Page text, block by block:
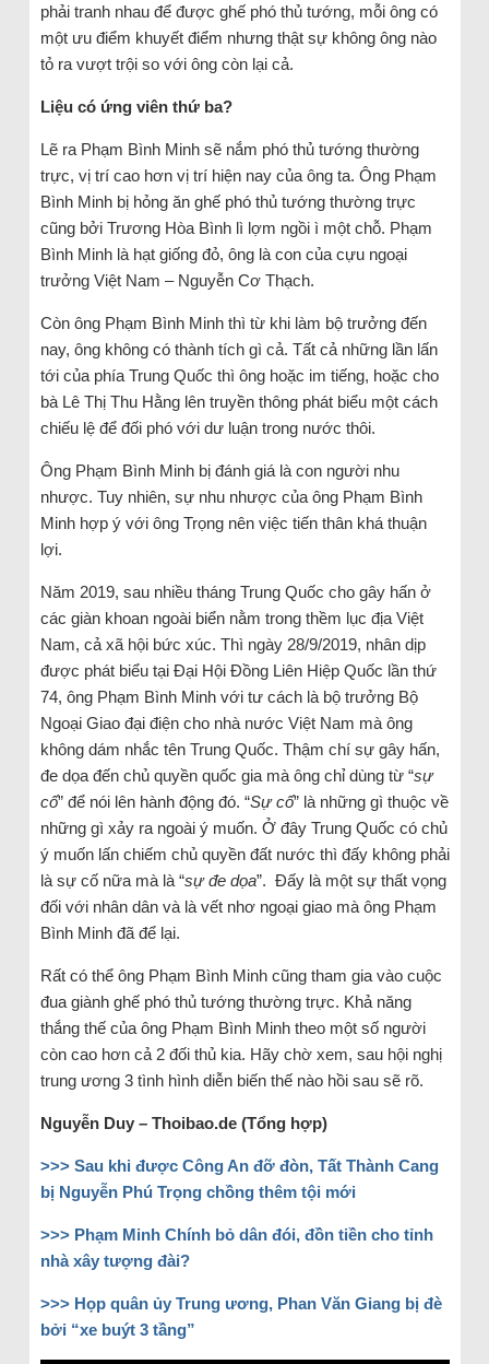
phải tranh nhau để được ghế phó thủ tướng, mỗi ông có
một ưu điểm khuyết điểm nhưng thật sự không ông nào
tỏ ra vượt trội so với ông còn lại cả.
Liệu có ứng viên thứ ba?
Lẽ ra Phạm Bình Minh sẽ nắm phó thủ tướng thường
trực, vị trí cao hơn vị trí hiện nay của ông ta. Ông Phạm
Bình Minh bị hỏng ăn ghế phó thủ tướng thường trực
cũng bởi Trương Hòa Bình lì lợm ngồi ì một chỗ. Phạm
Bình Minh là hạt giống đỏ, ông là con của cựu ngoại
trưởng Việt Nam – Nguyễn Cơ Thạch.
Còn ông Phạm Bình Minh thì từ khi làm bộ trưởng đến
nay, ông không có thành tích gì cả. Tất cả những lần lấn
tới của phía Trung Quốc thì ông hoặc im tiếng, hoặc cho
bà Lê Thị Thu Hằng lên truyền thông phát biểu một cách
chiếu lệ để đối phó với dư luận trong nước thôi.
Ông Phạm Bình Minh bị đánh giá là con người nhu
nhược. Tuy nhiên, sự nhu nhược của ông Phạm Bình
Minh hợp ý với ông Trọng nên việc tiến thân khá thuận
lợi.
Năm 2019, sau nhiều tháng Trung Quốc cho gây hấn ở
các giàn khoan ngoài biển nằm trong thềm lục địa Việt
Nam, cả xã hội bức xúc. Thì ngày 28/9/2019, nhân dịp
được phát biểu tại Đại Hội Đồng Liên Hiệp Quốc lần thứ
74, ông Phạm Bình Minh với tư cách là bộ trưởng Bộ
Ngoại Giao đại điện cho nhà nước Việt Nam mà ông
không dám nhắc tên Trung Quốc. Thậm chí sự gây hấn,
đe dọa đến chủ quyền quốc gia mà ông chỉ dùng từ “sự
cố” để nói lên hành động đó. “Sự cố” là những gì thuộc về
những gì xảy ra ngoài ý muốn. Ở đây Trung Quốc có chủ
ý muốn lấn chiếm chủ quyền đất nước thì đấy không phải
là sự cố nữa mà là “sự đe dọa”. Đấy là một sự thất vọng
đối với nhân dân và là vết nhơ ngoại giao mà ông Phạm
Bình Minh đã để lại.
Rất có thể ông Phạm Bình Minh cũng tham gia vào cuộc
đua giành ghế phó thủ tướng thường trực. Khả năng
thắng thế của ông Phạm Bình Minh theo một số người
còn cao hơn cả 2 đối thủ kia. Hãy chờ xem, sau hội nghị
trung ương 3 tình hình diễn biến thế nào hồi sau sẽ rõ.
Nguyễn Duy – Thoibao.de (Tổng hợp)
>>> Sau khi được Công An đỡ đòn, Tất Thành Cang
bị Nguyễn Phú Trọng chồng thêm tội mới
>>> Phạm Minh Chính bỏ dân đói, đồn tiền cho tỉnh
nhà xây tượng đài?
>>> Họp quân ủy Trung ương, Phan Văn Giang bị đè
bởi “xe buýt 3 tầng”